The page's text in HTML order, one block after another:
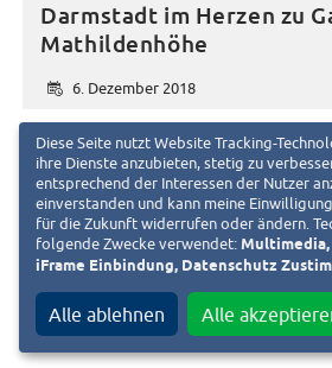
6. Dezember 2018
Darmstadt im Herzen zu
Mathildenhöhe
Diese Seite nutzt Website Tracking-
ihre Dienste anzubieten, stetig zu
entsprechend der Interessen der Nutzer
einverstanden und kann meine
für die Zukunft widerrufen oder ändern.
folgende Zwecke verwendet:
iFrame Einbindung, Datenschutz
Alle ablehnen Alle